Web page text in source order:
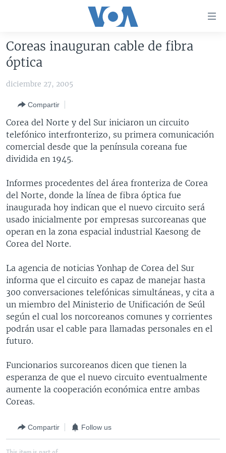
accesibilidad
Salte
contenido
Salte
navegador
principal
Salte
AMÉRICA DEL NORTE
EEUU
HAITÍ
ELECCIONES EEUU 2024
ELECCIONES EEUU
VOTO DIVIDIDO
VOA VERIFICA
VOA VERIFICA UCRANIA/RUSIA
VOA VERIFICA INMIGRACIÓN
VOA VERIFICA AMÉRICA LATINA
AMÉRICA LATINA
ARGENTINA
BOLIVIA
COLOMBIA
CHILE
PERÚ
ECUADOR
VENEZUELA
CHINA EN AMÉRICA LATINA
CENTROAMÉRICA
COSTA RICA
EL SALVADOR
GUATEMALA
HONDURAS
NICARAGUA
OTRAS SECCIONES
INMIGRACIÓN
LIBERTAD DE PRENSA
MUNDO
ECONOMÍA
TECNOLOGÍA
DEPORTES
CIENCIA Y SALUD
ESPECIALES DE LA VOA
LIBERTAD DE PRENSA
UCRANIA
MULTIMEDIA
FOTOGRAFÍA
AUDIOS
EL MUNDO AL DÍA
FORO INTERAMERICANO
VISIÓN 360
LAS CLAVES
PANORAMA
RADIO
AVANCE INFORMATIVO
AUDIONOTICIAS
BUENOS DÍAS AMÉRICA
ESTADOS UNIDOS AL DÍA
EL MUNDO AL DÍA [RADIO]
FORO [RADIO]
DEPORTIVO INTERNACIONAL
DIRECT
DOCUMENTALES DE LA VOA
Learning English
SÍGANOS
Coreas inauguran cable de fibra
óptica
diciembre 27, 2005
Compartir
Corea del Norte y del Sur iniciaron un circuito
telefónico interfronterizo, su primera comunicación
comercial desde que la península coreana fue
dividida en 1945.
Informes procedentes del área fronteriza de Corea
del Norte, donde la línea de fibra óptica fue
inaugurada hoy indican que el nuevo circuito será
usado inicialmente por empresas surcoreanas que
operan en la zona espacial industrial Kaesong de
Corea del Norte.
La agencia de noticias Yonhap de Corea del Sur
informa que el circuito es capaz de manejar hasta
300 conversaciones telefónicas simultáneas, y cita a
un miembro del Ministerio de Unificación de Seúl
según el cual los norcoreanos comunes y corrientes
podrán usar el cable para llamadas personales en el
futuro.
Funcionarios surcoreanos dicen que tienen la
esperanza de que el nuevo circuito eventualmente
aumente la cooperación económica entre ambas
Coreas.
Compartir Follow us